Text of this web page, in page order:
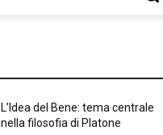
L’Idea del Bene: tema centrale
nella filosofia di Platone